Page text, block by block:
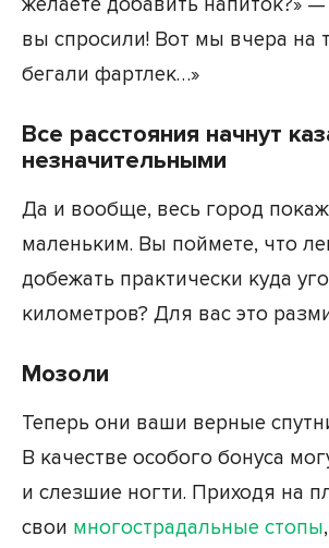
вы спросили! Вот мы вчера на
бегали фартлек…»
Все расстояния начнут
незначительными
Да и вообще, весь город
маленьким. Вы поймете, что
добежать практически куда
километров? Для вас это
Мозоли
Теперь они ваши верные
В качестве особого бонуса
и слезшие ногти. Приходя на
свои многострадальные стопы